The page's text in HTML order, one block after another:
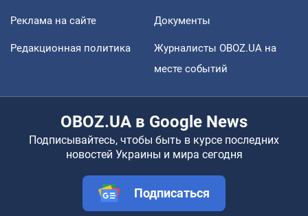
Реклама на сайте Документы
Редакционная политика
Журналисты OBOZ.UA на
месте событий
OBOZ.UA в Google News
Подписывайтесь, чтобы быть в курсе последних
новостей Украины и мира сегодня
Подписаться